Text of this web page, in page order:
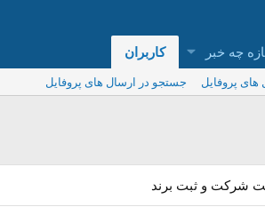
چه خبر کاربران
های پروفایل
جستجو در ارسال های پروفایل
شرکت و ثبت برند